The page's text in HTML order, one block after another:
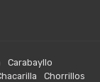
Carabayllo
Chorrillos